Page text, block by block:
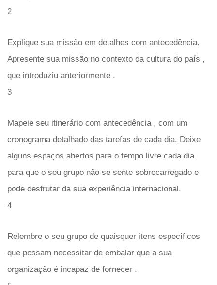
2
Explique sua missão em detalhes com antecedência.
Apresente sua missão no contexto da cultura do país ,
que introduziu anteriormente .
3
Mapeie seu itinerário com antecedência , com um
cronograma detalhado das tarefas de cada dia. Deixe
alguns espaços abertos para o tempo livre cada dia
para que o seu grupo não se sente sobrecarregado e
pode desfrutar da sua experiência internacional.
4
Relembre o seu grupo de quaisquer itens específicos
que possam necessitar de embalar que a sua
organização é incapaz de fornecer .